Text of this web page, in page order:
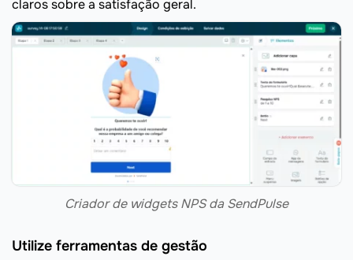
claros sobre a satisfação geral.
Criador de widgets NPS da SendPulse
Utilize ferramentas de gestão